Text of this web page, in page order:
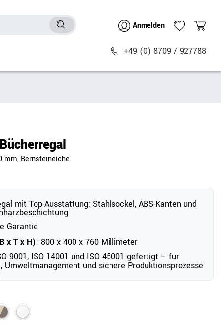
Anmelden
+49 (0) 8709 / 927788
Polstermöbel
Barhocker
mm, Bernsteineiche
mit Top-Ausstattung: Stahlsockel, ABS-Kanten und
Garantie
x T x H): 800 x 400 x 760 Millimeter
9001, ISO 14001 und ISO 45001 gefertigt – für
Umweltmanagement und sichere Produktionsprozesse